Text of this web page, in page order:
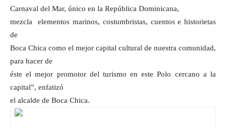
Carnaval del Mar, único en la República Dominicana,
mezcla elementos marinos, costumbristas, cuentos e historietas
de
Boca Chica como el mejor capital cultural de nuestra comunidad,
para hacer de
éste el mejor promotor del turismo en este Polo cercano a la
capital”, enfatizó
el alcalde de Boca Chica.